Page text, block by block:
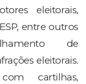
eleitorais,
entre outros
de
eleitorais.
cartilhas,